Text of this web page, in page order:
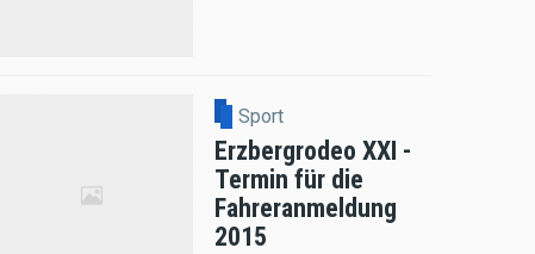
Sport
Erzbergrodeo XXI -
Termin für die
Fahreranmeldung
2015